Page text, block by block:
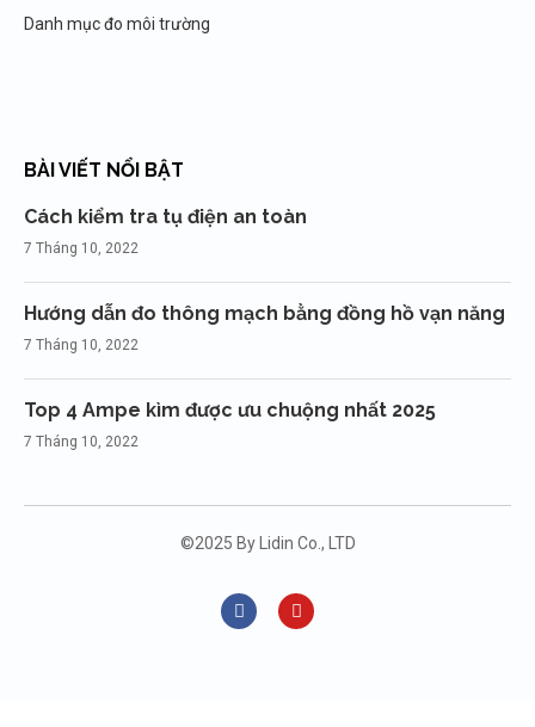
Danh mục đo môi trường
BÀI VIẾT NỔI BẬT
Cách kiểm tra tụ điện an toàn
7 Tháng 10, 2022
Hướng dẫn đo thông mạch bằng đồng hồ vạn năng
7 Tháng 10, 2022
Top 4 Ampe kìm được ưu chuộng nhất 2025
7 Tháng 10, 2022
©2025 By Lidin Co., LTD